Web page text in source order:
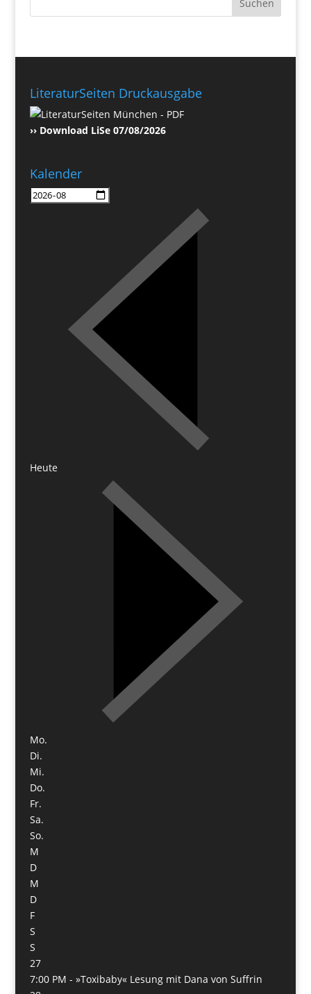
LiteraturSeiten Druckausgabe
›› Download LiSe 07/08/2026
Kalender
Heute
Mo.
Di.
Mi.
Do.
Fr.
Sa.
So.
M
D
M
D
F
S
S
27
7:00 PM - »Toxibaby« Lesung mit Dana von Suffrin